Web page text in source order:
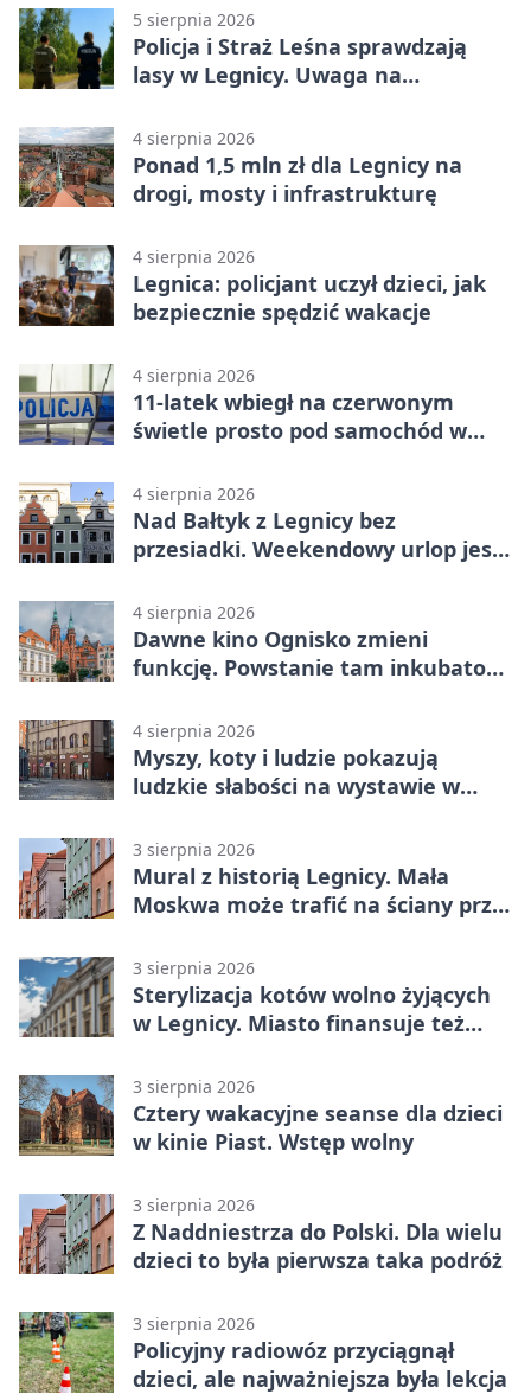
5 sierpnia 2026
Policja i Straż Leśna sprawdzają
lasy w Legnicy. Uwaga na
4 sierpnia 2026
Ponad 1,5 mln zł dla Legnicy na
drogi, mosty i infrastrukturę
4 sierpnia 2026
Legnica: policjant uczył dzieci, jak
bezpiecznie spędzić wakacje
4 sierpnia 2026
11-latek wbiegł na czerwonym
świetle prosto pod samochód w
4 sierpnia 2026
Nad Bałtyk z Legnicy bez
przesiadki. Weekendowy urlop jest
4 sierpnia 2026
Dawne kino Ognisko zmieni
funkcję. Powstanie tam inkubator
4 sierpnia 2026
Myszy, koty i ludzie pokazują
ludzkie słabości na wystawie w
3 sierpnia 2026
Mural z historią Legnicy. Mała
Moskwa może trafić na ściany przy
3 sierpnia 2026
Sterylizacja kotów wolno żyjących
w Legnicy. Miasto finansuje też
3 sierpnia 2026
Cztery wakacyjne seanse dla dzieci
w kinie Piast. Wstęp wolny
3 sierpnia 2026
Z Naddniestrza do Polski. Dla wielu
dzieci to była pierwsza taka podróż
3 sierpnia 2026
Policyjny radiowóz przyciągnął
dzieci, ale najważniejsza była lekcja